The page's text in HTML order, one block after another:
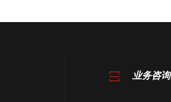
业务咨询